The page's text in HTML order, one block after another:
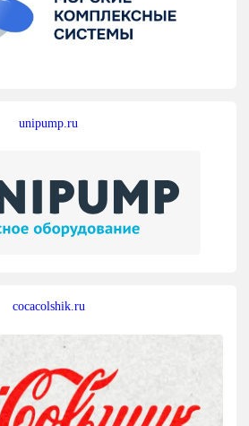
unipump.ru
cocacolshik.ru